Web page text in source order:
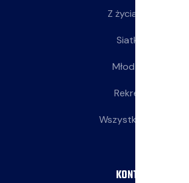
Z życia klubu
Siatkarki
Młodziczki
Rekreacja
Wszystkie wpisy
KONTAKT